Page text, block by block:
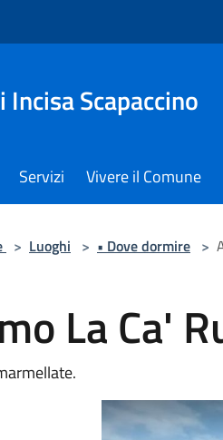
Incisa Scapaccino
Servizi Vivere il Comune
> Luoghi > • Dove dormire >
La Ca'